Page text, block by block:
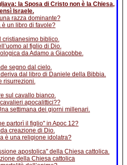
la Sposa di Cristo non è la Chiesa,
Israele.
razza dominante?
è un libro di favole?
cristianesimo biblico.
al figlio di Dio.
da Adamo a Giacobbe.
segno dal cielo.
dal libro di Daniele della Bibbia.
risurrezioni.
sul cavallo bianco.
cavalieri apocalittici??
settimana dei giorni millenari.
partorì il figlio" in Apoc 12?
creazione di Dio.
è una religione idolatra?
apostolica" della Chiesa cattolica.
della Chiesa cattolica